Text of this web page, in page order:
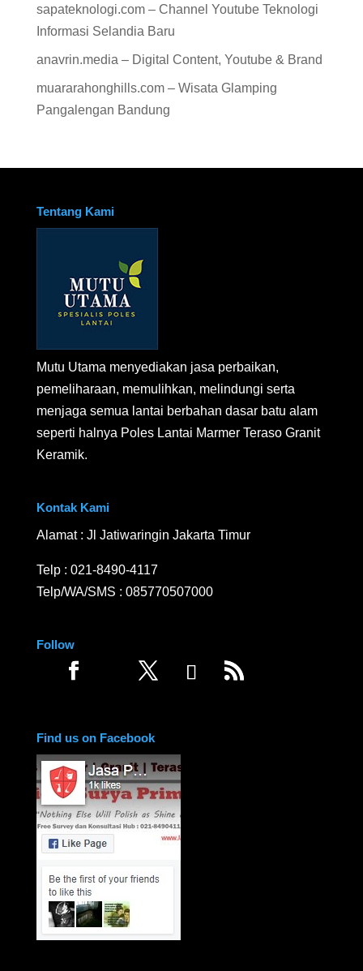
sapateknologi.com – Channel Youtube Teknologi
Informasi Selandia Baru
anavrin.media – Digital Content, Youtube & Brand
muararahonghills.com – Wisata Glamping
Pangalengan Bandung
Tentang Kami
Mutu Utama menyediakan jasa perbaikan,
pemeliharaan, memulihkan, melindungi serta
menjaga semua lantai berbahan dasar batu alam
seperti halnya Poles Lantai Marmer Teraso Granit
Keramik.
Kontak Kami
Alamat : Jl Jatiwaringin Jakarta Timur
Telp : 021-8490-4117
Telp/WA/SMS : 085770507000
Follow
Find us on Facebook